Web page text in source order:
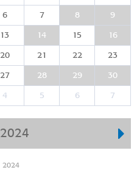
6 7 8 9
13 14 15 16
20 21 22 23
27 28 29 30
4 5 6 7
2024